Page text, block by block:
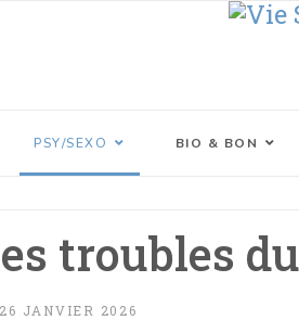
PSY/SEXO BIO & BON
troubles
26 JANVIER 2026